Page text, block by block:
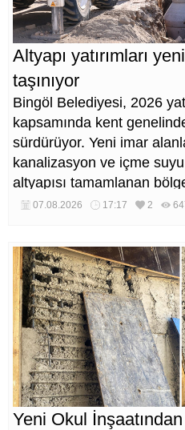
Altyapı yatırımları
taşınıyor
Bingöl Belediyesi, 2026
kapsamında kent
sürdürüyor. Yeni imar
kanalizasyon ve içme
altyapısı tamamlanan
düzenlemeleri de eş
07.08.2026 17:17 2
Yeni Okul